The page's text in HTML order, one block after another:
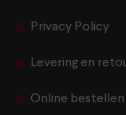
Privacy Policy
Levering en
Online